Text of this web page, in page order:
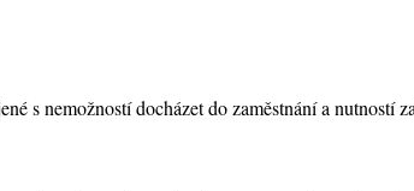
s nemožností docházet do zaměstnání a